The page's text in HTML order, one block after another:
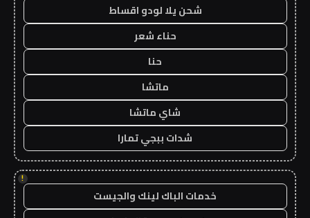
شحن يلا لودو اقساط
حناء شعر
حنا
ماتشا
شاي ماتشا
شدات ببجي تمارا
!
خدمات الباك لينك والجيست